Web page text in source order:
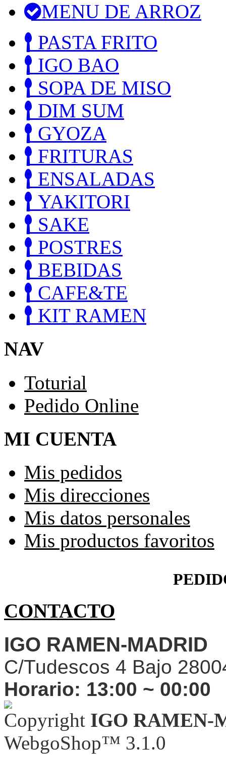
MENU DE ARROZ
PASTA FRITO
IGO BAO
SOPA DE MISO
DIM SUM
GYOZA
FRITURAS
ENSALADAS
YAKITORI
SAKE
POSTRES
BEBIDAS
CAFE&TE
KIT RAMEN
NAV
Toturial
Pedido Online
MI CUENTA
Mis pedidos
Mis direcciones
Mis datos personales
Mis productos favoritos
CONTACTO
IGO RAMEN-MADRID
C/Tudescos 4 Bajo
Horario: 13:00 ~ 00:00
Copyright IGO RAMEN-
WebgoShop™ 3.1.0